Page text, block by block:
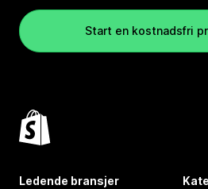
Start en kostnadsfri
Ledende bransjer